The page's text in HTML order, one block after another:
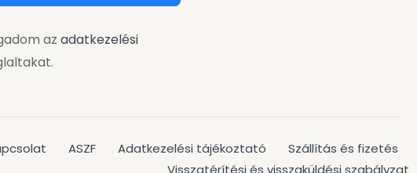
az adatkezelési
ASZF Adatkezelési tájékoztató
Szállítás és fizetés
Visszatérítési és visszaküldési szabályzat